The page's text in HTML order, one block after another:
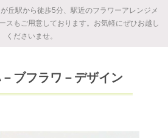
丘駅から徒歩5分、駅近のフラワーアレンジメ
スもご用意しております。お気軽にぜひお越し
くださいませ。
－ブフラワ－デザイン